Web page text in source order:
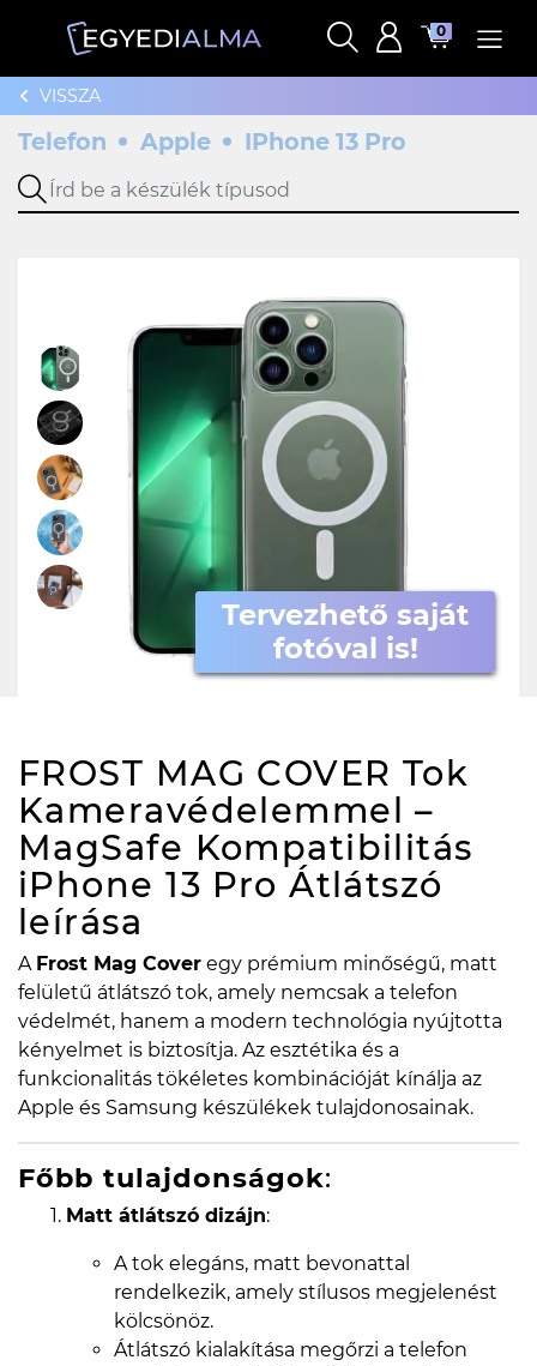
0
VISSZA
Telefon Apple IPhone 13 Pro
Tervezhető saját
fotóval is!
FROST MAG COVER Tok
Kameravédelemmel –
MagSafe Kompatibilitás
iPhone 13 Pro Átlátszó
leírása
A Frost Mag Cover egy prémium minőségű, matt
felületű átlátszó tok, amely nemcsak a telefon
védelmét, hanem a modern technológia nyújtotta
kényelmet is biztosítja. Az esztétika és a
funkcionalitás tökéletes kombinációját kínálja az
Apple és Samsung készülékek tulajdonosainak.
Főbb tulajdonságok:
Matt átlátszó dizájn:
A tok elegáns, matt bevonattal
rendelkezik, amely stílusos megjelenést
kölcsönöz.
Átlátszó kialakítása megőrzi a telefon